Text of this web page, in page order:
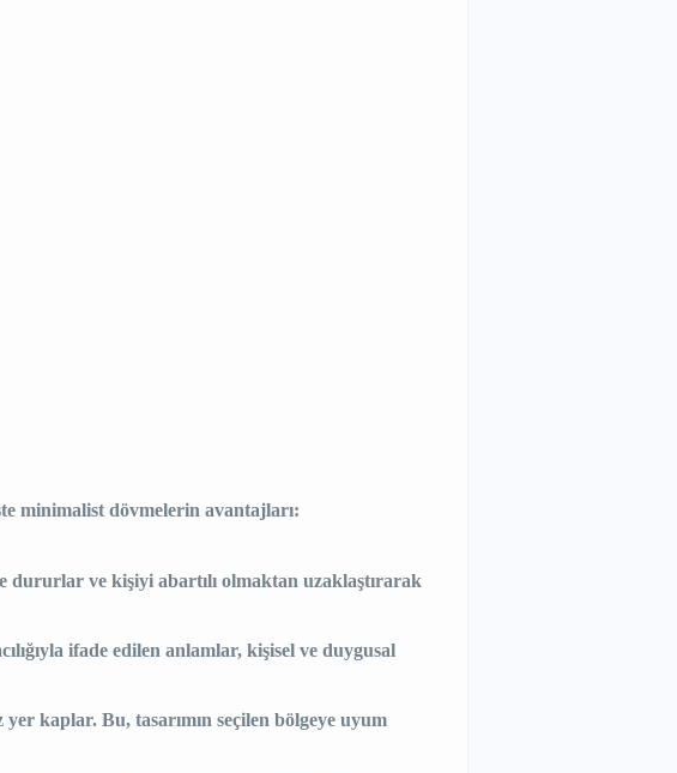
minimalist dövmelerin avantajları:
dururlar ve kişiyi abartılı olmaktan uzaklaştırarak
ifade edilen anlamlar, kişisel ve duygusal
kaplar. Bu, tasarımın seçilen bölgeye uyum